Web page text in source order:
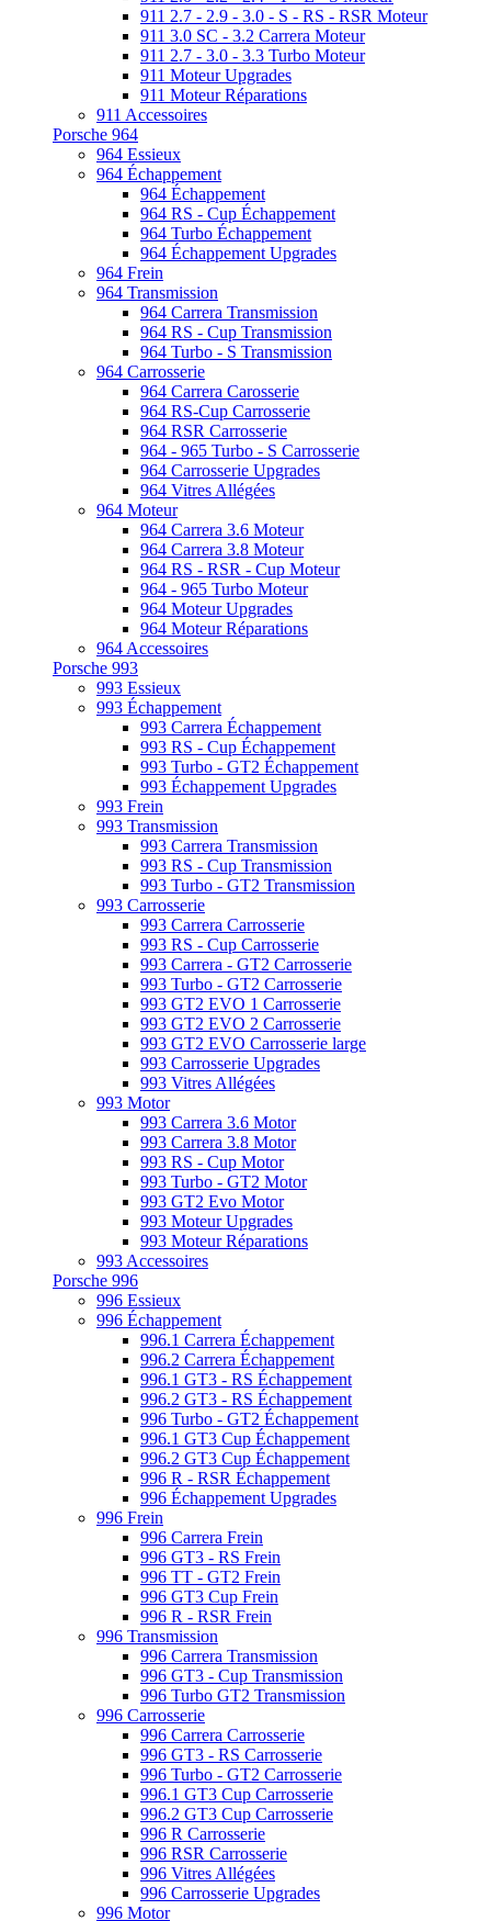
911 2.7 - 2.9 - 3.0 - S - RS - RSR Moteur
911 3.0 SC - 3.2 Carrera Moteur
911 2.7 - 3.0 - 3.3 Turbo Moteur
911 Moteur Upgrades
911 Moteur Réparations
911 Accessoires
Porsche 964
964 Essieux
964 Échappement
964 Échappement
964 RS - Cup Échappement
964 Turbo Échappement
964 Échappement Upgrades
964 Frein
964 Transmission
964 Carrera Transmission
964 RS - Cup Transmission
964 Turbo - S Transmission
964 Carrosserie
964 Carrera Carosserie
964 RS-Cup Carrosserie
964 RSR Carrosserie
964 - 965 Turbo - S Carrosserie
964 Carrosserie Upgrades
964 Vitres Allégées
964 Moteur
964 Carrera 3.6 Moteur
964 Carrera 3.8 Moteur
964 RS - RSR - Cup Moteur
964 - 965 Turbo Moteur
964 Moteur Upgrades
964 Moteur Réparations
964 Accessoires
Porsche 993
993 Essieux
993 Échappement
993 Carrera Échappement
993 RS - Cup Échappement
993 Turbo - GT2 Échappement
993 Échappement Upgrades
993 Frein
993 Transmission
993 Carrera Transmission
993 RS - Cup Transmission
993 Turbo - GT2 Transmission
993 Carrosserie
993 Carrera Carrosserie
993 RS - Cup Carrosserie
993 Carrera - GT2 Carrosserie
993 Turbo - GT2 Carrosserie
993 GT2 EVO 1 Carrosserie
993 GT2 EVO 2 Carrosserie
993 GT2 EVO Carrosserie large
993 Carrosserie Upgrades
993 Vitres Allégées
993 Motor
993 Carrera 3.6 Motor
993 Carrera 3.8 Motor
993 RS - Cup Motor
993 Turbo - GT2 Motor
993 GT2 Evo Motor
993 Moteur Upgrades
993 Moteur Réparations
993 Accessoires
Porsche 996
996 Essieux
996 Échappement
996.1 Carrera Échappement
996.2 Carrera Échappement
996.1 GT3 - RS Échappement
996.2 GT3 - RS Échappement
996 Turbo - GT2 Échappement
996.1 GT3 Cup Échappement
996.2 GT3 Cup Échappement
996 R - RSR Échappement
996 Échappement Upgrades
996 Frein
996 Carrera Frein
996 GT3 - RS Frein
996 TT - GT2 Frein
996 GT3 Cup Frein
996 R - RSR Frein
996 Transmission
996 Carrera Transmission
996 GT3 - Cup Transmission
996 Turbo GT2 Transmission
996 Carrosserie
996 Carrera Carrosserie
996 GT3 - RS Carrosserie
996 Turbo - GT2 Carrosserie
996.1 GT3 Cup Carrosserie
996.2 GT3 Cup Carrosserie
996 R Carrosserie
996 RSR Carrosserie
996 Vitres Allégées
996 Carrosserie Upgrades
996 Motor